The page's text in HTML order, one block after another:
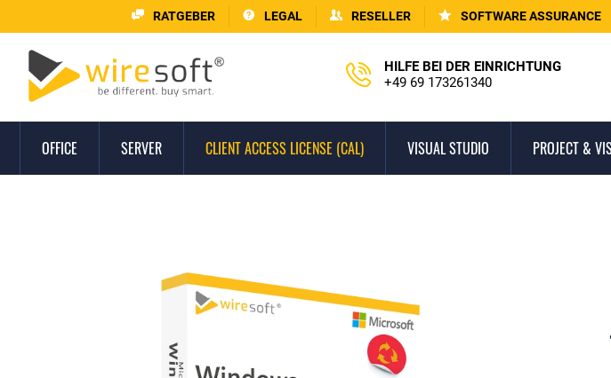
RATGEBER LEGAL RESELLER SOFTWARE ASSURANCE
HILFE BEI DER EINRICHTUNG
+49 69 173261340
OFFICE SERVER CLIENT ACCESS LICENSE (CAL) VISUAL STUDIO PROJECT &